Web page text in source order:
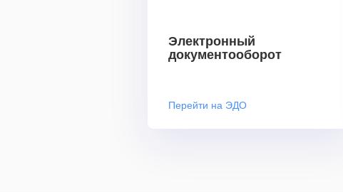
Электронный
документооборот
Перейти на ЭДО